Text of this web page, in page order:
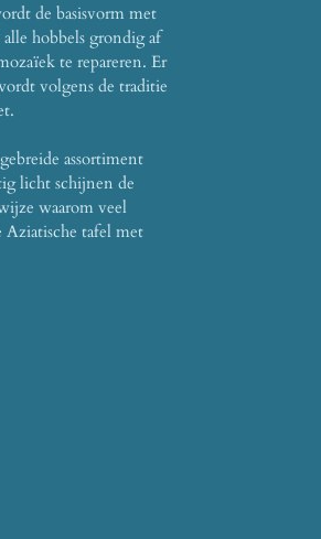
de basisvorm met
hobbels grondig af
te repareren. Er
volgens de traditie
assortiment
licht schijnen de
waarom veel
tafel met